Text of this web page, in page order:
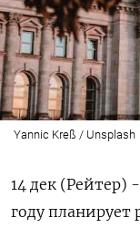
Yannic Kreß / Unsplash
14 дек (Рейтер)
году планирует